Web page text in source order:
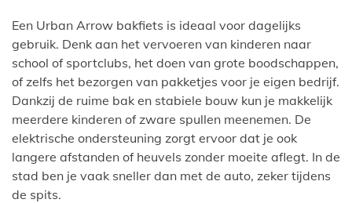
Een Urban Arrow bakfiets is ideaal voor dagelijks
gebruik. Denk aan het vervoeren van kinderen naar
school of sportclubs, het doen van grote boodschappen,
of zelfs het bezorgen van pakketjes voor je eigen bedrijf.
Dankzij de ruime bak en stabiele bouw kun je makkelijk
meerdere kinderen of zware spullen meenemen. De
elektrische ondersteuning zorgt ervoor dat je ook
langere afstanden of heuvels zonder moeite aflegt. In de
stad ben je vaak sneller dan met de auto, zeker tijdens
de spits.